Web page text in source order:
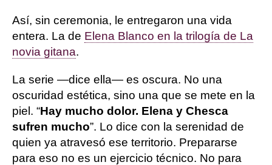
Así, sin ceremonia, le entregaron una vida
entera. La de Elena Blanco en la trilogía de La
novia gitana.
La serie —dice ella— es oscura. No una
oscuridad estética, sino una que se mete en la
piel. “Hay mucho dolor. Elena y Chesca
sufren mucho”. Lo dice con la serenidad de
quien ya atravesó ese territorio. Prepararse
para eso no es un ejercicio técnico. No para